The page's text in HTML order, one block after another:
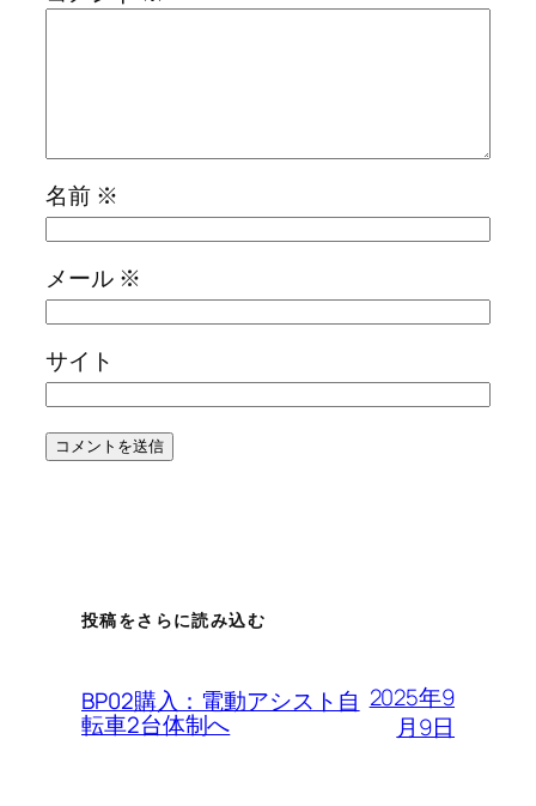
名前 ※
メール ※
サイト
投稿をさらに読み込む
BP02購入：電動アシスト自
転車2台体制へ
2025年9
月9日